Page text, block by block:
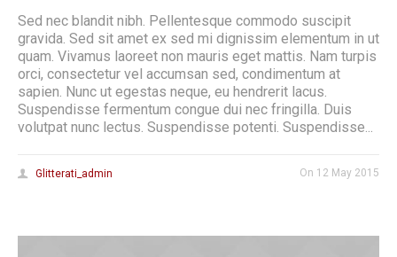
Sed nec blandit nibh. Pellentesque commodo suscipit
gravida. Sed sit amet ex sed mi dignissim elementum in ut
quam. Vivamus laoreet non mauris eget mattis. Nam turpis
orci, consectetur vel accumsan sed, condimentum at
sapien. Nunc ut egestas neque, eu hendrerit lacus.
Suspendisse fermentum congue dui nec fringilla. Duis
volutpat nunc lectus. Suspendisse potenti. Suspendisse...
On 12 May 2015
Glitterati_admin